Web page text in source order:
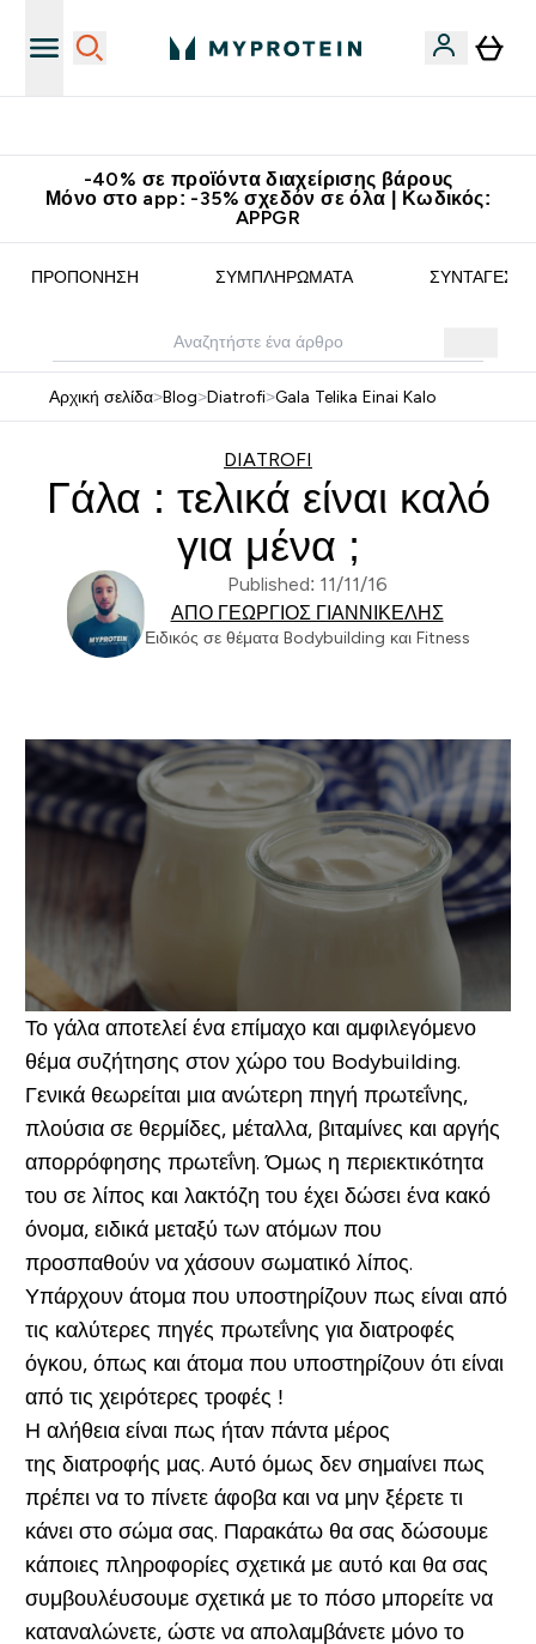
-40% σε προϊόντα διαχείρισης βάρους
Μόνο στο app: -35% σχεδόν σε όλα | Κωδικός:
APPGR
ΠΡΟΠΌΝΗΣΗ ΣΥΜΠΛΗΡΏΜΑΤΑ ΣΥΝΤΑΓΈΣ
Αρχική σελίδα>Blog>Diatrofi>Gala Telika Einai Kalo
DIATROFI
Γάλα : τελικά είναι καλό
για μένα ;
Published: 11/11/16
ΑΠΌ ΓΕΏΡΓΙΟΣ ΓΙΑΝΝΙΚΈΛΗΣ
Ειδικός σε θέματα Bodybuilding και Fitness
Το γάλα αποτελεί ένα επίμαχο και αμφιλεγόμενο
θέμα συζήτησης στον χώρο του Bodybuilding.
Γενικά θεωρείται μια ανώτερη πηγή πρωτεΐνης,
πλούσια σε θερμίδες, μέταλλα, βιταμίνες και αργής
απορρόφησης πρωτεΐνη. Όμως η περιεκτικότητα
του σε λίπος και λακτόζη του έχει δώσει ένα κακό
όνομα, ειδικά μεταξύ των ατόμων που
προσπαθούν να χάσουν σωματικό λίπος.
Υπάρχουν άτομα που υποστηρίζουν πως είναι από
τις καλύτερες πηγές πρωτεΐνης για διατροφές
όγκου, όπως και άτομα που υποστηρίζουν ότι είναι
από τις χειρότερες τροφές !
Η αλήθεια είναι πως ήταν πάντα μέρος
της διατροφής μας. Αυτό όμως δεν σημαίνει πως
πρέπει να το πίνετε άφοβα και να μην ξέρετε τι
κάνει στο σώμα σας. Παρακάτω θα σας δώσουμε
κάποιες πληροφορίες σχετικά με αυτό και θα σας
συμβουλέυσουμε σχετικά με το πόσο μπορείτε να
καταναλώνετε, ώστε να απολαμβάνετε μόνο το